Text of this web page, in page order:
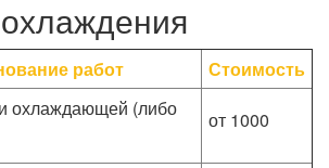
работ
Стоимость
охлаждающей (либо
от 1000